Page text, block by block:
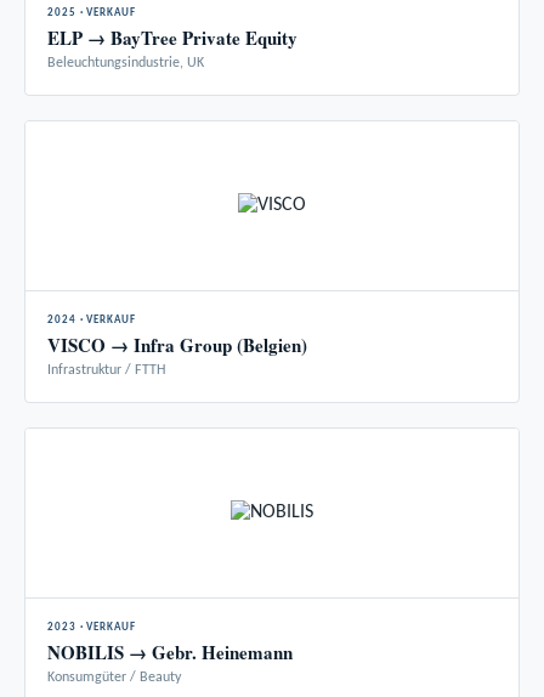
2025 · VERKAUF
ELP → BayTree Private Equity
Beleuchtungsindustrie, UK
2024 · VERKAUF
VISCO → Infra Group (Belgien)
Infrastruktur / FTTH
2023 · VERKAUF
NOBILIS → Gebr. Heinemann
Konsumgüter / Beauty